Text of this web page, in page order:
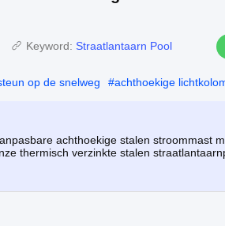
Keyword: Straatlantaarn Pool
op de snelweg #achthoekige
achthoekige stalen stroommast
thermisch verzinkte stalen